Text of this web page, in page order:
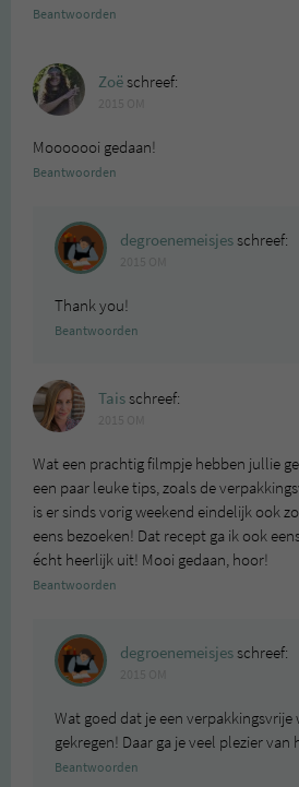
Beantwoorden
Zoëschreef:
Mooooooi gedaan!
Beantwoorden
degroenemeisjesschreef:
Thank you!
Beantwoorden
Taisschreef:
Wat een prachtig filmpje hebben jullie
een paar leuke tips, zoals de
is er sinds vorig weekend eindelijk ook
eens bezoeken! Dat recept ga ik ook
écht heerlijk uit! Mooi gedaan, hoor!
Beantwoorden
degroenemeisjesschreef:
Wat goed dat je een
gekregen! Daar ga je veel plezier van
Beantwoorden